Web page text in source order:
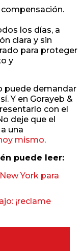
los días, a
clara y sin
para proteger
y
puede demandar
Y en Gorayeb &
con el
deje que el
una
mismo.
puede leer:
York para
¡reclame